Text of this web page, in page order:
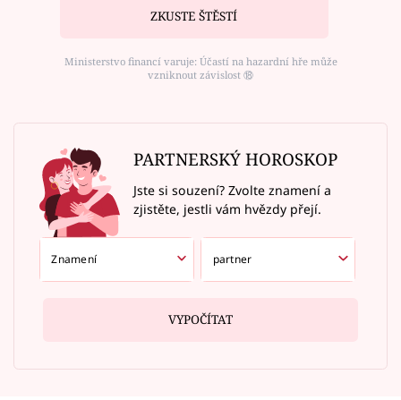
ZKUSTE ŠTĚSTÍ
Ministerstvo financí varuje: Účastí na hazardní hře může
vzniknout závislost ⑱
PARTNERSKÝ HOROSKOP
Jste si souzení? Zvolte znamení a
zjistěte, jestli vám hvězdy přejí.
VYPOČÍTAT